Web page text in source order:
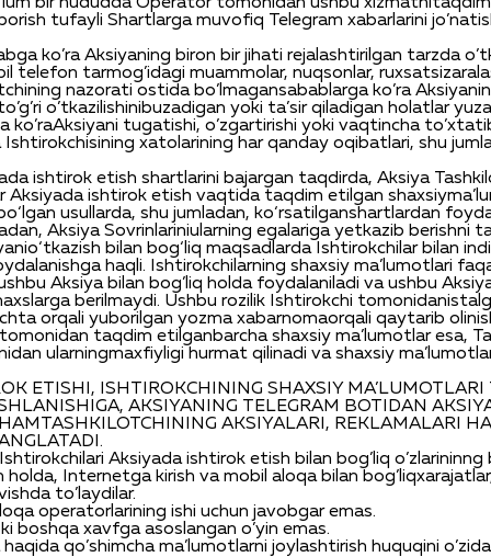
tufayli Shartlarga muvofiq Telegram xabarlarini
ko’ra Aksiyaning biron bir jihati rejalashtirilgan tarzda
telefon tarmog’idagi muammolar, nuqsonlar, ruxsatsiz
ning nazorati ostida bo’lmagansabablarga ko’ra
o’tkazilishinibuzadigan yoki ta’sir qiladigan holatlar
ko’raAksiyani tugatishi, o’zgartirishi yoki vaqtincha
Ishtirokchisining xatolarining har qanday oqibatlari, shu
ishtirok etish shartlarini bajargan taqdirda, Aksiya T
Aksiyada ishtirok etish vaqtida taqdim etilgan shaxsiy
usullarda, shu jumladan, ko‘rsatilganshartlardan
, Aksiya Sovrinlariniularning egalariga yetkazib berishni
o‘tkazish bilan bog‘liq maqsadlarda Ishtirokchilar bilan
haqli. Ishtirokchilarning shaxsiy ma’lumotlari
Aksiya bilan bog’liq holda foydalaniladi va ushbu
berilmaydi. Ushbu rozilik Ishtirokchi tomonidan
orqali yuborilgan yozma xabarnomaorqali qaytarib
tomonidan taqdim etilganbarcha shaxsiy ma’lumotlar esa,
ularningmaxfiyligi hurmat qil inadi va shaxsiy
ETISHI , ISHTIROKCHINING SHAXSIY MA’LUMOTLARI
NI SH GA, AKSIYANING TELEGRAM BOTIDAN
TASHKILOTCHINING AKSIYALARI , REKLAMALARI
.
Ishtirokchilari Aksiyada ishtirok etish bilan bog’liq o’zlarininng
holda, Internetga kirish va mobil aloqa bilan bog’liqxarajatlar
to’laydilar.
operatorlarining ishi uchun javobgar emas.
boshqa xavfga asoslangan o’yin emas.
haqida qo’shimcha ma’lumotlarni joylashtirish huquqini o’zida